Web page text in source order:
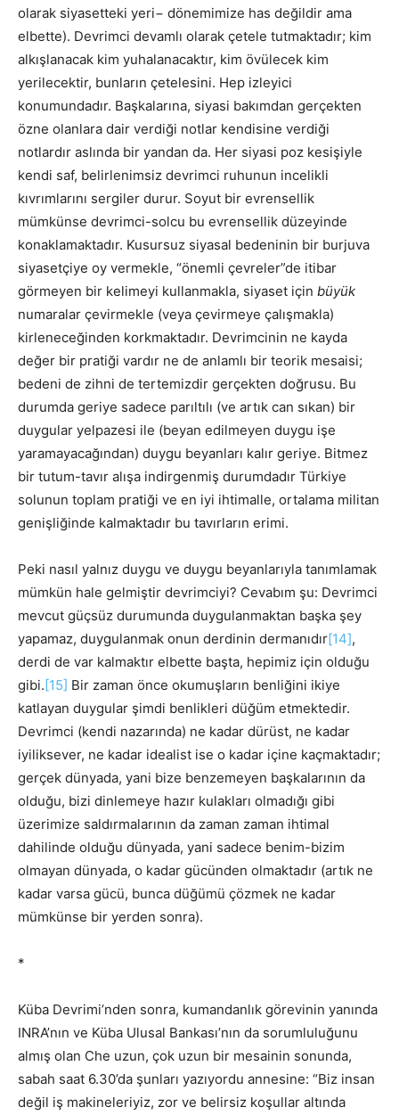
olarak siyasetteki yeri− dönemimize has değildir ama
elbette). Devrimci devamlı olarak çetele tutmaktadır; kim
alkışlanacak kim yuhalanacaktır, kim övülecek kim
yerilecektir, bunların çetelesini. Hep izleyici
konumundadır. Başkalarına, siyasi bakımdan gerçekten
özne olanlara dair verdiği notlar kendisine verdiği
notlardır aslında bir yandan da. Her siyasi poz kesişiyle
kendi saf, belirlenimsiz devrimci ruhunun incelikli
kıvrımlarını sergiler durur. Soyut bir evrensellik
mümkünse devrimci-solcu bu evrensellik düzeyinde
konaklamaktadır. Kusursuz siyasal bedeninin bir burjuva
siyasetçiye oy vermekle, “önemli çevreler”de itibar
görmeyen bir kelimeyi kullanmakla, siyaset için büyük
numaralar çevirmekle (veya çevirmeye çalışmakla)
kirleneceğinden korkmaktadır. Devrimcinin ne kayda
değer bir pratiği vardır ne de anlamlı bir teorik mesaisi;
bedeni de zihni de tertemizdir gerçekten doğrusu. Bu
durumda geriye sadece parıltılı (ve artık can sıkan) bir
duygular yelpazesi ile (beyan edilmeyen duygu işe
yaramayacağından) duygu beyanları kalır geriye. Bitmez
bir tutum-tavır alışa indirgenmiş durumdadır Türkiye
solunun toplam pratiği ve en iyi ihtimalle, ortalama militan
genişliğinde kalmaktadır bu tavırların erimi.
Peki nasıl yalnız duygu ve duygu beyanlarıyla tanımlamak
mümkün hale gelmiştir devrimciyi? Cevabım şu: Devrimci
mevcut güçsüz durumunda duygulanmaktan başka şey
yapamaz, duygulanmak onun derdinin dermanıdır[14],
derdi de var kalmaktır elbette başta, hepimiz için olduğu
gibi.[15] Bir zaman önce okumuşların benliğini ikiye
katlayan duygular şimdi benlikleri düğüm etmektedir.
Devrimci (kendi nazarında) ne kadar dürüst, ne kadar
iyiliksever, ne kadar idealist ise o kadar içine kaçmaktadır;
gerçek dünyada, yani bize benzemeyen başkalarının da
olduğu, bizi dinlemeye hazır kulakları olmadığı gibi
üzerimize saldırmalarının da zaman zaman ihtimal
dahilinde olduğu dünyada, yani sadece benim-bizim
olmayan dünyada, o kadar gücünden olmaktadır (artık ne
kadar varsa gücü, bunca düğümü çözmek ne kadar
mümkünse bir yerden sonra).
*
Küba Devrimi’nden sonra, kumandanlık görevinin yanında
INRA’nın ve Küba Ulusal Bankası’nın da sorumluluğunu
almış olan Che uzun, çok uzun bir mesainin sonunda,
sabah saat 6.30’da şunları yazıyordu annesine: “Biz insan
değil iş makineleriyiz, zor ve belirsiz koşullar altında